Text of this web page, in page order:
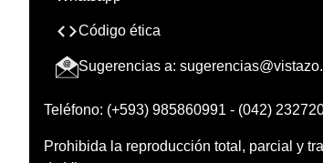
Código ética
Sugerencias a:
Teléfono: (+593) 985860991 - (042)
Prohibida la reproducción total, parcial y